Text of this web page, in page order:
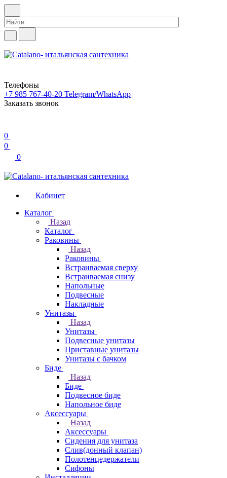
Телефоны
+7 985 767-40-20 Telegram/WhatsApp
Заказать звонок
0
0
0
Кабинет
Каталог
Назад
Каталог
Раковины
Назад
Раковины
Встраиваемая сверху
Встраиваемая снизу
Напольные
Подвесные
Накладные
Унитазы
Назад
Унитазы
Подвесные унитазы
Приставные унитазы
Унитазы с бачком
Биде
Назад
Биде
Подвесное биде
Напольное биде
Аксессуары
Назад
Аксессуары
Сидения для унитаза
Слив(донный клапан)
Полотенцедержатели
Сифоны